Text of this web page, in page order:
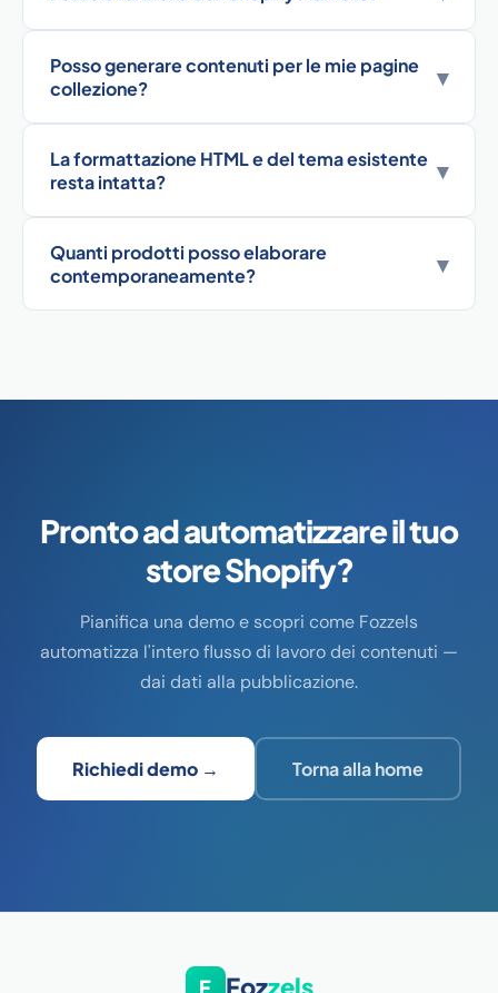
Posso generare contenuti per le mie pagine
collezione?
▾
La formattazione HTML e del tema esistente
resta intatta?
▾
Quanti prodotti posso elaborare
contemporaneamente?
▾
Pronto ad automatizzare il tuo
store Shopify?
Pianifica una demo e scopri come Fozzels
automatizza l'intero flusso di lavoro dei contenuti —
dai dati alla pubblicazione.
Richiedi demo → Torna alla home
F Fozzels